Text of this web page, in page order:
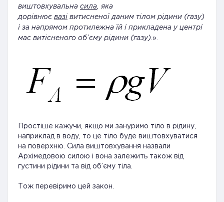
виштовхувальна сила, яка
дорівнює вазі витисненої даним тілом рідини (газу)
і за напрямом протилежна їй і прикладена у центрі
мас витісненого об’єму рідини (газу) .».
Простіше кажучи, якщо ми зануримо тіло в рідину,
наприклад в воду, то це тіло буде виштовхуватися
на поверхню. Сила виштовхування назвали
Архімедовою силою і вона залежить також від
густини рідини та від об’єму тіла.
Тож перевіримо цей закон.